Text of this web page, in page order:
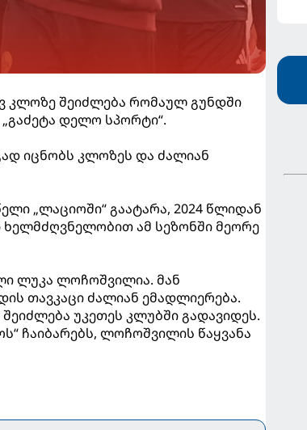
კლოზე შეიძლება რომაულ გუნდში
დელო სპორტი“.
იცნობს კლოზეს და ძალიან
„ლაციოში“ გაატარა, 2024 წლიდან
ხელმძღვნელობით ამ სეზონში მეორე
ლუკა ლოჩოშვილია. მან
თავკაცი ძალიან ემადლიერება.
უკეთეს კლუბში გადავიდეს.
ჩაიბარებს, ლოჩოშვილის წაყვანა